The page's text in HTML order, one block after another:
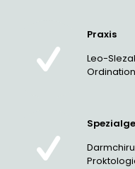
Praxis
Leo-